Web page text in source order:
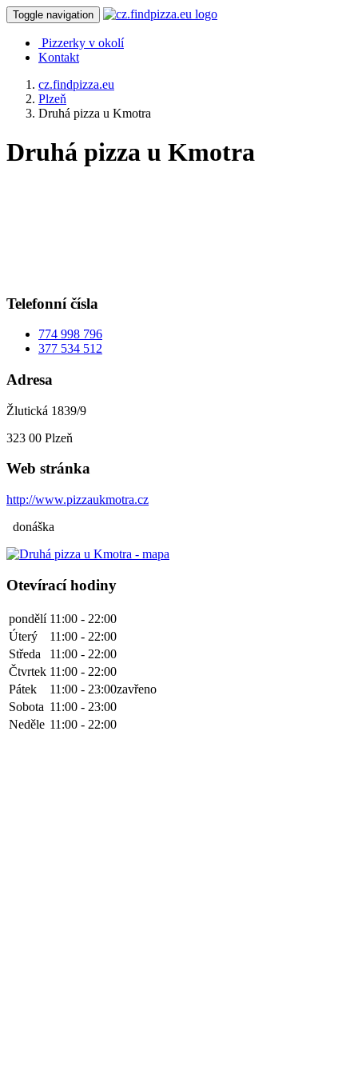
Toggle navigation
Pizzerky v okolí
Kontakt
cz.findpizza.eu
Plzeň
Druhá pizza u Kmotra
Druhá pizza u Kmotra
Telefonní čísla
774 998 796
377 534 512
Adresa
Žlutická 1839/9
323 00 Plzeň
Web stránka
http://www.pizzaukmotra.cz
donáška
Otevírací hodiny
pondělí 11:00 - 22:00
Úterý
11:00 - 22:00
Středa
11:00 - 22:00
Čtvrtek 11:00 - 22:00
Pátek
11:00 - 23:00zavřeno
Sobota 11:00 - 23:00
Neděle 11:00 - 22:00